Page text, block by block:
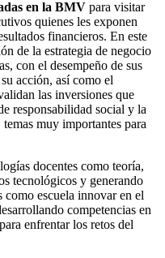
en la BMV para visitar
quienes les exponen
financieros. En este
de la estrategia de negocio
con el desempeño de sus
acción, así como el
las inversiones que
responsabilidad social y la
muy importantes para
docentes como teoría,
tecnológicos y generando
como escuela innovar en el
competencias en
enfrentar los retos del